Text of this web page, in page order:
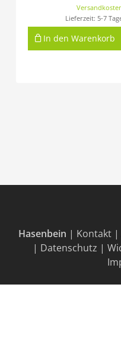
In den Warenkorb
Lieferzeit: 5-7
Hasenbein | Kontakt
| Datenschutz |